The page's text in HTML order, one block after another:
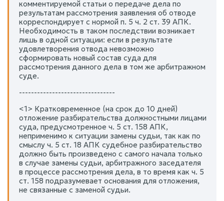
комментируемой статьи о передаче дела по
результатам рассмотрения заявления об отводе
корреспондирует с нормой п. 5 ч. 2 ст. 39 АПК.
Необходимость в таком последствии возникает
лишь в одной ситуации: если в результате
удовлетворения отвода невозможно
сформировать новый состав суда для
рассмотрения данного дела в том же арбитражном
суде.
--------------------------------
<1> Кратковременное (на срок до 10 дней)
отложение разбирательства должностными лицами
суда, предусмотренное ч. 5 ст. 158 АПК,
неприменимо к ситуации замены судьи, так как по
смыслу ч. 5 ст. 18 АПК судебное разбирательство
должно быть произведено с самого начала только
в случае замены судьи, арбитражного заседателя
в процессе рассмотрения дела, в то время как ч. 5
ст. 158 подразумевает основания для отложения,
не связанные с заменой судьи.